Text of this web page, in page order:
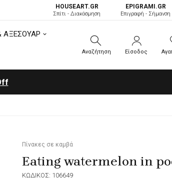
HOUSEART.GR
Σπίτι - Διακόσμηση
ΕPIGRAMI.GR
Επιγραφή - Σήμανση
ΑΞΕΣΟΥΑΡ
Αναζήτηση Είσοδος
Πίνακες σε καμβά
Eating watermelon in
ΚΩΔΙΚΟΣ: 106649